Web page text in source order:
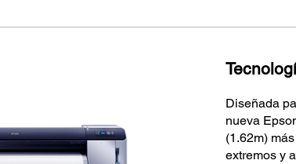
Diseñada
nueva
(1.62m)
extremos y